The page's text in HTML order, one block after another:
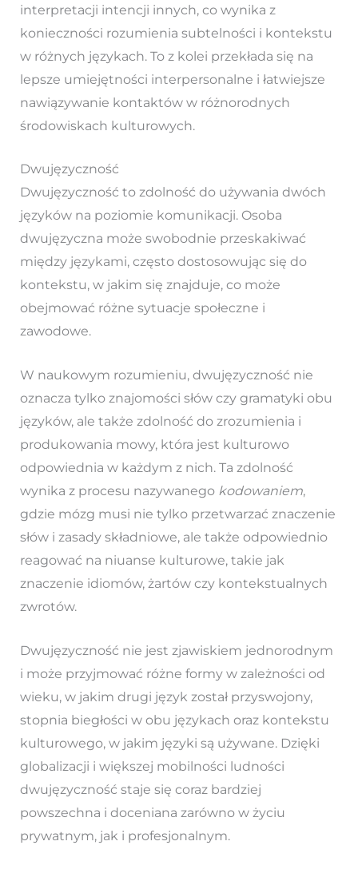
interpretacji intencji innych, co wynika z
konieczności rozumienia subtelności i kontekstu
w różnych językach. To z kolei przekłada się na
lepsze umiejętności interpersonalne i łatwiejsze
nawiązywanie kontaktów w różnorodnych
środowiskach kulturowych.
Dwujęzyczność
Dwujęzyczność to zdolność do używania dwóch
języków na poziomie komunikacji. Osoba
dwujęzyczna może swobodnie przeskakiwać
między językami, często dostosowując się do
kontekstu, w jakim się znajduje, co może
obejmować różne sytuacje społeczne i
zawodowe.
W naukowym rozumieniu, dwujęzyczność nie
oznacza tylko znajomości słów czy gramatyki obu
języków, ale także zdolność do zrozumienia i
produkowania mowy, która jest kulturowo
odpowiednia w każdym z nich. Ta zdolność
wynika z procesu nazywanego kodowaniem,
gdzie mózg musi nie tylko przetwarzać znaczenie
słów i zasady składniowe, ale także odpowiednio
reagować na niuanse kulturowe, takie jak
znaczenie idiomów, żartów czy kontekstualnych
zwrotów.
Dwujęzyczność nie jest zjawiskiem jednorodnym
i może przyjmować różne formy w zależności od
wieku, w jakim drugi język został przyswojony,
stopnia biegłości w obu językach oraz kontekstu
kulturowego, w jakim języki są używane. Dzięki
globalizacji i większej mobilności ludności
dwujęzyczność staje się coraz bardziej
powszechna i doceniana zarówno w życiu
prywatnym, jak i profesjonalnym.